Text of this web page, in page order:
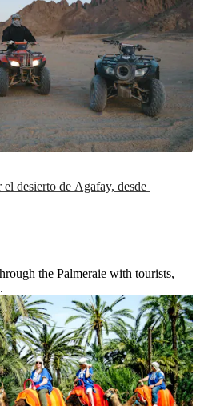
desierto de Agafay, desde
the Palmeraie with tourists,